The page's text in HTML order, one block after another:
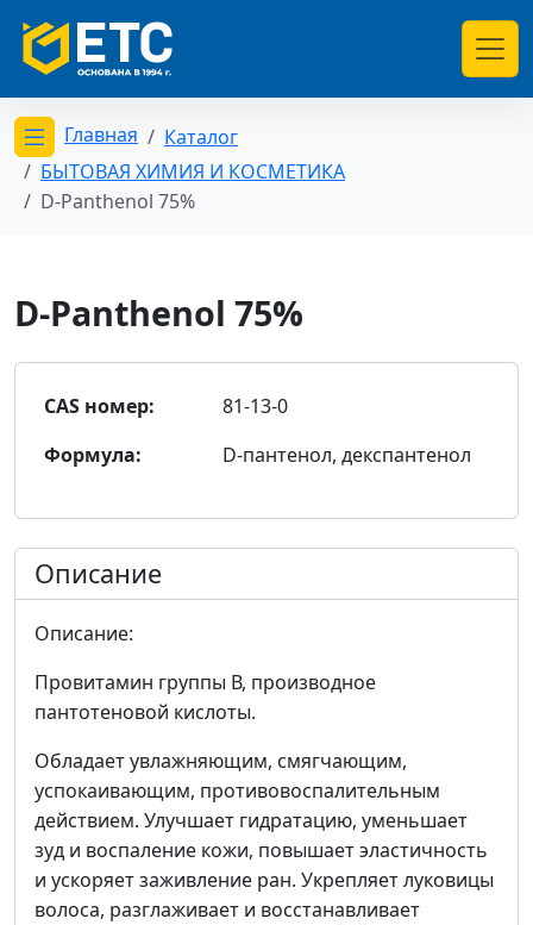
Открыть меню категорий
Главная
Каталог
БЫТОВАЯ ХИМИЯ И КОСМЕТИКА
D-Panthenol 75%
D-Panthenol 75%
CAS номер:
81-13-0
Формула:
D-пантенол, декспантенол
Описание
Описание:
Провитамин группы В, производное
пантотеновой кислоты.
Обладает увлажняющим, смягчающим,
успокаивающим, противовоспалительным
действием. Улучшает гидратацию, уменьшает
зуд и воспаление кожи, повышает эластичность
и ускоряет заживление ран. Укрепляет луковицы
волоса, разглаживает и восстанавливает